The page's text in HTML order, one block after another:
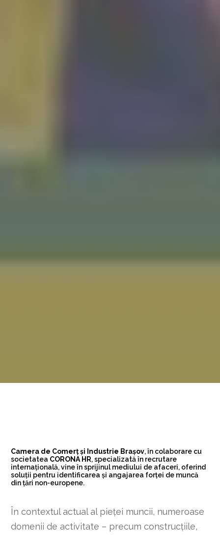
Camera de Comerț și Industrie Brașov, în colaborare cu
societatea CORONA HR, specializată în recrutare
internațională, vine în sprijinul mediului de afaceri, oferind
soluții pentru identificarea și angajarea forței de muncă
din țări non-europene.
În contextul actual al pieței muncii, numeroase
domenii de activitate – precum construcțiile,